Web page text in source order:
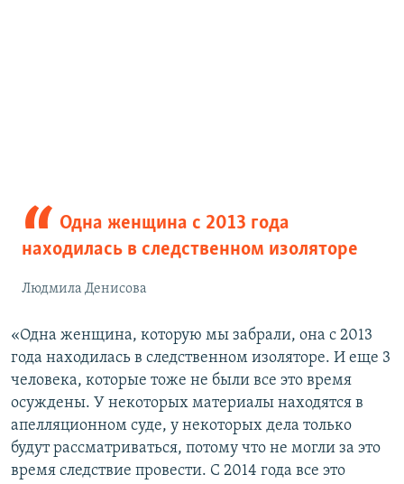
Одна женщина с 2013 года
находилась в следственном изоляторе
Людмила Денисова
«Одна женщина, которую мы забрали, она с 2013
года находилась в следственном изоляторе. И еще 3
человека, которые тоже не были все это время
осуждены. У некоторых материалы находятся в
апелляционном суде, у некоторых дела только
будут рассматриваться, потому что не могли за это
время следствие провести. С 2014 года все это